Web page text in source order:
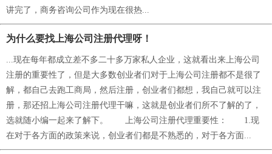
讲完了，商务咨询公司作为现在很热...
为什么要找上海公司注册代理呀！
...现在每年都成立差不多二十多万家私人企业，这就看出来上海公司
注册的重要性了，但是大多数创业者们对于上海公司注册都不是很了
解，都自己去跑工商局，然后注册，创业者们都想，我自己就可以注
册，那还招上海公司注册代理干嘛，这就是创业者们所不了解的了，
选就随小编一起来了解下。 上海公司注册代理重要性： 1.现
在对于各方面的政策来说，创业者们都是不熟悉的，对于各方面...